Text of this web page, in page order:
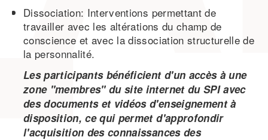
Dissociation: Interventions permettant de
travailler avec les altérations du champ de
conscience et avec la dissociation structurelle de
la personnalité.
Les participants bénéficient d'un accès à une
zone "membres" du site internet du SPI avec
des documents et vidéos d'enseignement à
disposition, ce qui permet d'approfondir
l'acquisition des connaissances des